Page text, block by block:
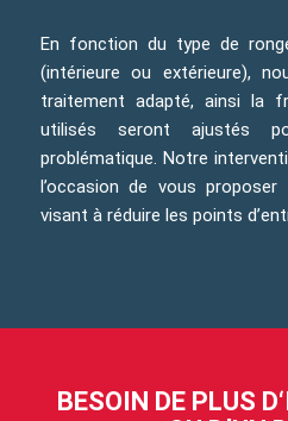
En fonction du type de
(intérieure ou extérieure),
traitement adapté, ainsi la
utilisés seront ajustés
problématique. Notre
l’occasion de vous proposer
visant à réduire les points
BESOIN DE PLUS